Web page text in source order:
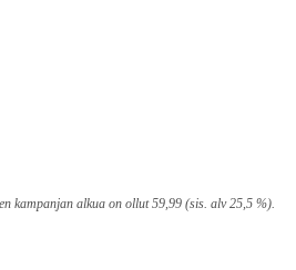
kampanjan alkua on ollut 59,99 (sis. alv 25,5 %).